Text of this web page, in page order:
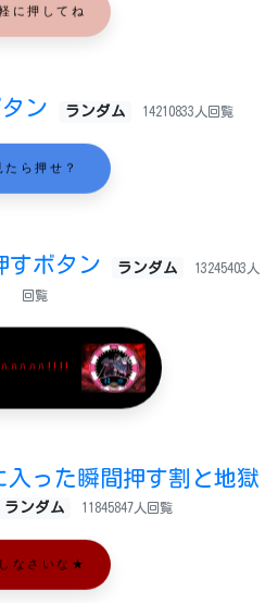
に押してね
ン ランダム 14210833人回覧
たら押せ？
すボタン ランダム 13245403人
回覧
ﾊﾊﾊﾊ!!!!
った瞬間押す割と地獄
ランダム 11845847人回覧
なさいな★